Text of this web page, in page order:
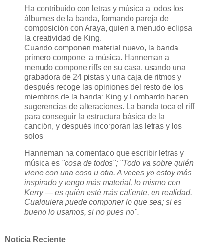
Ha contribuido con letras y música a todos los
álbumes de la banda, formando pareja de
composición con Araya, quien a menudo eclipsa
la creatividad de King.
Cuando componen material nuevo, la banda
primero compone la música. Hanneman a
menudo compone riffs en su casa, usando una
grabadora de 24 pistas y una caja de ritmos y
después recoge las opiniones del resto de los
miembros de la banda; King y Lombardo hacen
sugerencias de alteraciones. La banda toca el riff
para conseguir la estructura básica de la
canción, y después incorporan las letras y los
solos.
Hanneman ha comentado que escribir letras y
música es "cosa de todos"; "Todo va sobre quién
viene con una cosa u otra. A veces yo estoy más
inspirado y tengo más material, lo mismo con
Kerry — es quién esté más caliente, en realidad.
Cualquiera puede componer lo que sea; si es
bueno lo usamos, si no pues no".
Noticia Reciente